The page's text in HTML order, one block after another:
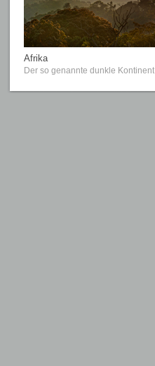
Afrika
Der so genannte dunkle Kontinent